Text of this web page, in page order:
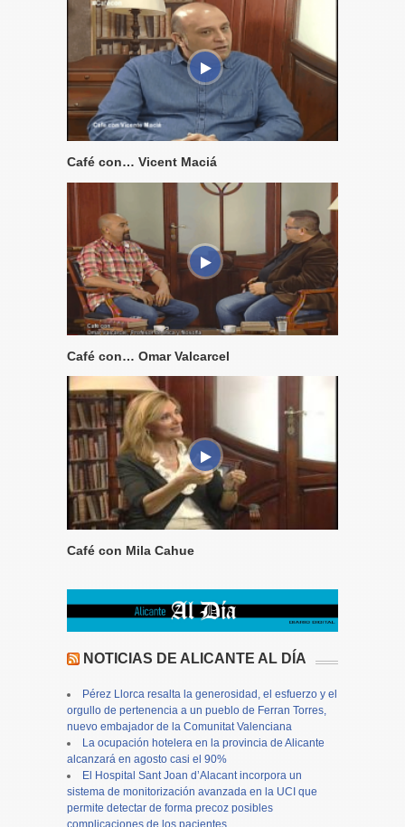
Café con… Vicent Maciá
Café con… Omar Valcarcel
Café con Mila Cahue
NOTICIAS DE ALICANTE AL DÍA
Pérez Llorca resalta la generosidad, el esfuerzo y el
orgullo de pertenencia a un pueblo de Ferran Torres,
nuevo embajador de la Comunitat Valenciana
La ocupación hotelera en la provincia de Alicante
alcanzará en agosto casi el 90%
El Hospital Sant Joan d’Alacant incorpora un
sistema de monitorización avanzada en la UCI que
permite detectar de forma precoz posibles
complicaciones de los pacientes